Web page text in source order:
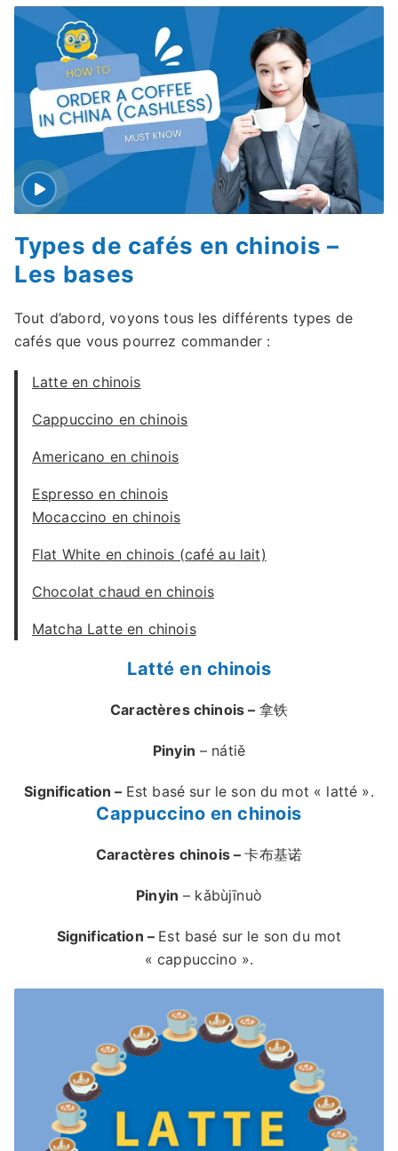
Types de cafés en chinois –
Les bases
Tout d’abord, voyons tous les différents types de
cafés que vous pourrez commander :
Latte en chinois
Cappuccino en chinois
Americano en chinois
Espresso en chinois
Mocaccino en chinois
Flat White en chinois (café au lait)
Chocolat chaud en chinois
Matcha Latte en chinois
Latté en chinois
Caractères chinois – 拿铁
Pinyin – nátiě
Signification – Est basé sur le son du mot « latté ».
Cappuccino en chinois
Caractères chinois – 卡布基诺
Pinyin – kǎbùjīnuò
Signification – Est basé sur le son du mot
« cappuccino ».